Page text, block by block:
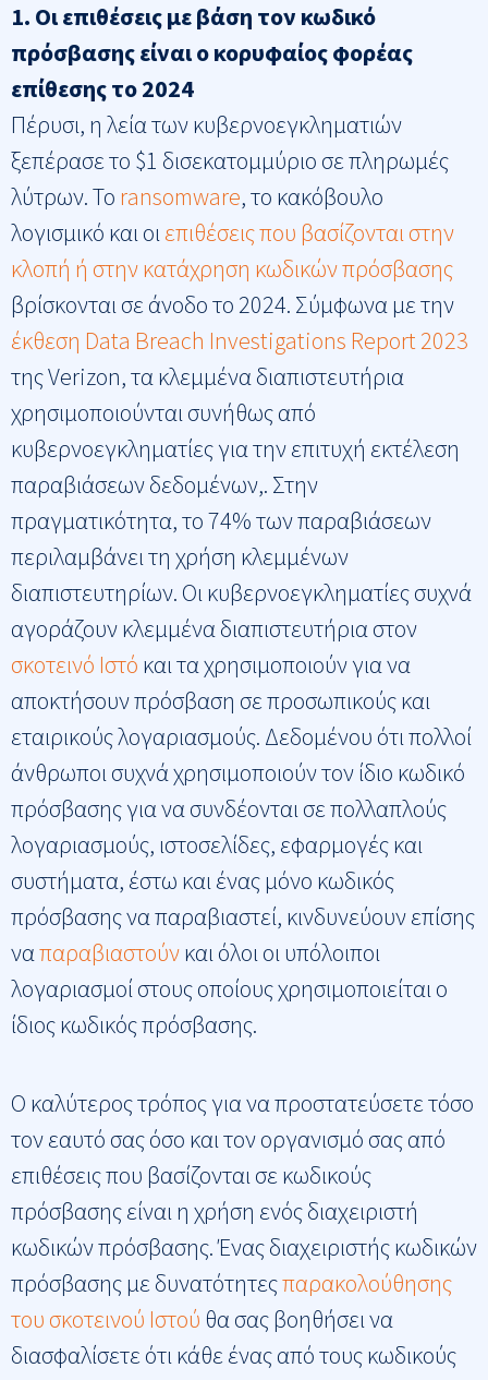
1. Οι επιθέσεις με βάση τον κωδικό
πρόσβασης είναι ο κορυφαίος φορέας
επίθεσης το 2024
Πέρυσι, η λεία των κυβερνοεγκληματιών
ξεπέρασε το $1 δισεκατομμύριο σε πληρωμές
λύτρων. Το ransomware, το κακόβουλο
λογισμικό και οιεπιθέσεις που βασίζονται στην
κλοπή ή στην κατάχρηση κωδικών πρόσβασης
βρίσκονται σε άνοδο το 2024. Σύμφωνα με την
έκθεση Data Breach Investigations Report 2023
της Verizon, τα κλεμμένα διαπιστευτήρια
χρησιμοποιούνται συνήθως από
κυβερνοεγκληματίες για την επιτυχή εκτέλεση
παραβιάσεων δεδομένων,. Στην
πραγματικότητα, το 74% των παραβιάσεων
περιλαμβάνει τη χρήση κλεμμένων
διαπιστευτηρίων. Οι κυβερνοεγκληματίες συχνά
αγοράζουν κλεμμένα διαπιστευτήρια στον
σκοτεινό Ιστό και τα χρησιμοποιούν για να
αποκτήσουν πρόσβαση σε προσωπικούς και
εταιρικούς λογαριασμούς. Δεδομένου ότι πολλοί
άνθρωποι συχνά χρησιμοποιούν τον ίδιο κωδικό
πρόσβασης για να συνδέονται σε πολλαπλούς
λογαριασμούς, ιστοσελίδες, εφαρμογές και
συστήματα, έστω και ένας μόνο κωδικός
πρόσβασης να παραβιαστεί, κινδυνεύουν επίσης
ναπαραβιαστούνκαι όλοι οι υπόλοιποι
λογαριασμοί στους οποίους χρησιμοποιείται ο
ίδιος κωδικός πρόσβασης.
Ο καλύτερος τρόπος για να προστατεύσετε τόσο
τον εαυτό σας όσο και τον οργανισμό σας από
επιθέσεις που βασίζονται σε κωδικούς
πρόσβασης είναι η χρήση ενός διαχειριστή
κωδικών πρόσβασης. Ένας διαχειριστής κωδικών
πρόσβασης με δυνατότητεςπαρακολούθησης
του σκοτεινού Ιστού θα σας βοηθήσει να
διασφαλίσετε ότι κάθε ένας από τους κωδικούς